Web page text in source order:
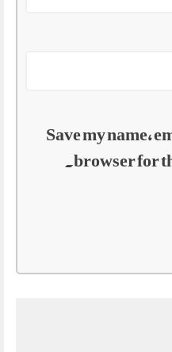
Save my name,
browser for